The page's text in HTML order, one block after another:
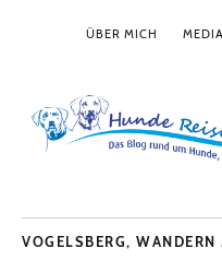
ÜBER MICH
VOGELSBERG,